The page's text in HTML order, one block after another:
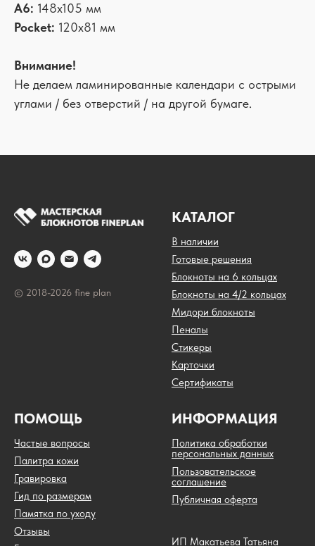
А6: 148х105 мм
Pocket: 120х81 мм
Внимание!
Не делаем ламинированные календари с острыми
углами / без отверстий / на другой бумаге.
© 2018-2026 fine plan
КАТАЛОГ
В наличии
Готовые решения
Блокноты на 6 кольцах
Блокноты на 4/2 кольцах
Мидори блокноты
Пеналы
Стикеры
Карточки
Сертификаты
ПОМОЩЬ
Частые вопросы
Палитра кожи
Гравировка
Гид по размерам
Памятка по уходу
Отзывы
ИНФОРМАЦИЯ
Политика обработки
персональных данных
Пользовательское
соглашение
Публичная оферта
ИП Макатьева Татьяна